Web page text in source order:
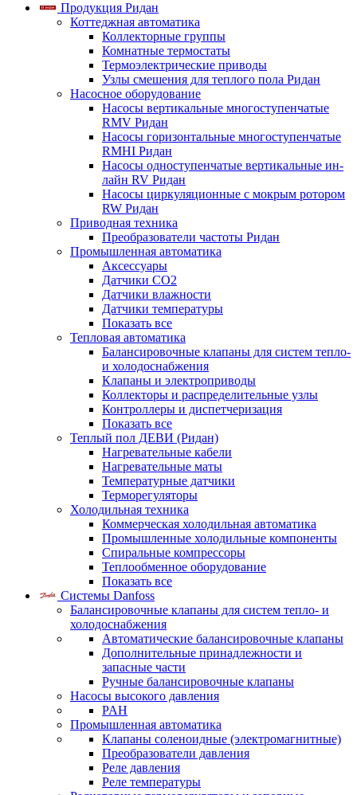
Продукция Ридан
Коттеджная автоматика
Коллекторные группы
Комнатные термостаты
Термоэлектрические приводы
Узлы смешения для теплого пола Ридан
Насосное оборудование
Насосы вертикальные многоступенчатые
RMV Ридан
Насосы горизонтальные многоступенчатые
RMHI Ридан
Насосы одноступенчатые вертикальные ин-
лайн RV Ридан
Насосы циркуляционные с мокрым ротором
RW Ридан
Приводная техника
Преобразователи частоты Ридан
Промышленная автоматика
Аксессуары
Датчики CO2
Датчики влажности
Датчики температуры
Показать все
Тепловая автоматика
Балансировочные клапаны для систем тепло-
и холодоснабжения
Клапаны и электроприводы
Коллекторы и распределительные узлы
Контроллеры и диспетчеризация
Показать все
Теплый пол ДЕВИ (Ридан)
Нагревательные кабели
Нагревательные маты
Температурные датчики
Терморегуляторы
Холодильная техника
Коммерческая холодильная автоматика
Промышленные холодильные компоненты
Спиральные компрессоры
Теплообменное оборудование
Показать все
Системы Danfoss
Балансировочные клапаны для систем тепло- и
холодоснабжения
Автоматические балансировочные клапаны
Дополнительные принадлежности и
запасные части
Ручные балансировочные клапаны
Насосы высокого давления
PAH
Промышленная автоматика
Клапаны соленоидные (электромагнитные)
Преобразователи давления
Реле давления
Реле температуры